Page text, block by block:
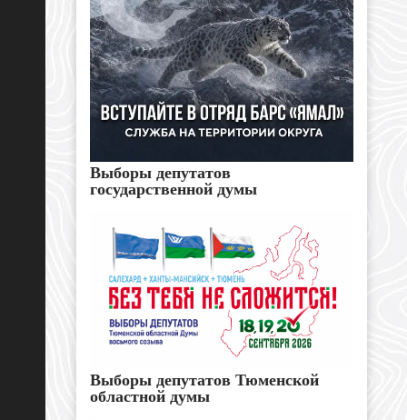
Выборы депутатов
государственной думы
Выборы депутатов Тюменской
областной думы